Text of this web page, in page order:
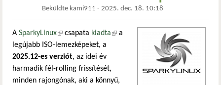
Beküldte kami911 - 2025. dec. 18. 10:18
A SparkyLinux(külső hivatkozás)
csapata kiadta(külső hivatkozás)
a
legújabb ISO-lemezképeket, a
2025.12-es verziót, az idei év
harmadik fél-rolling frissítését,
minden rajongónak, aki a könnyű,